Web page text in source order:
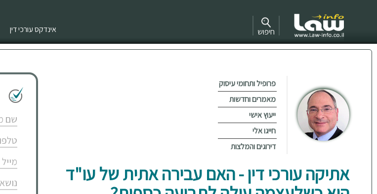
אינדקס עורכי דין חיפוש
פרופיל ותחומי עיסוק
מאמרים וחדשות
ייעוץ אישי
חייגו אלי
דירוגים והמלצות
אתיקה עורכי דין - האם עבירה אתית של עו"ד